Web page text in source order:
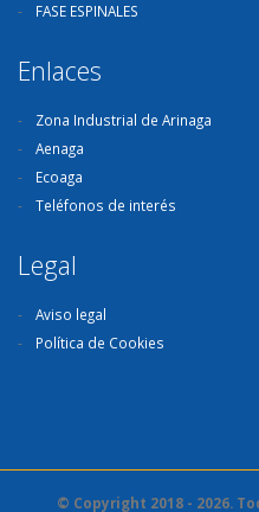
FASE ESPINALES
Enlaces
Zona Industrial de Arinaga
Aenaga
Ecoaga
Teléfonos de interés
Legal
Aviso legal
Política de Cookies
© Copyright 2018 - 2026.